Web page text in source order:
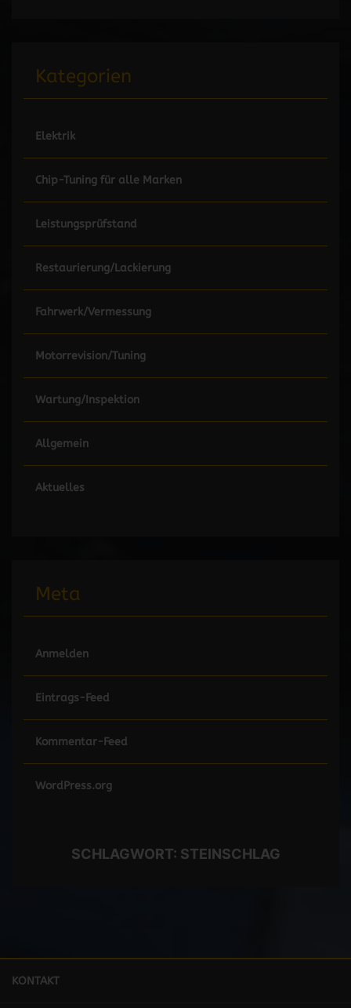
Kategorien
Elektrik
Chip-Tuning für alle Marken
Leistungsprüfstand
Restaurierung/Lackierung
Fahrwerk/Vermessung
Motorrevision/Tuning
Wartung/Inspektion
Allgemein
Aktuelles
Meta
Anmelden
Eintrags-Feed
Kommentar-Feed
WordPress.org
SCHLAGWORT: STEINSCHLAG
KONTAKT